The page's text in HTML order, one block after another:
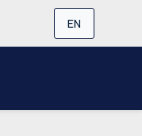
EN